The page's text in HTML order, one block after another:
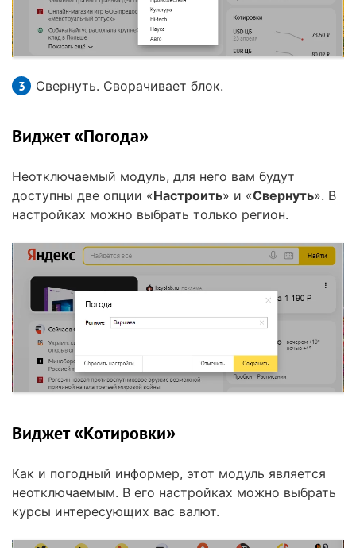
Свернуть. Сворачивает блок.
Виджет «Погода»
Неотключаемый модуль, для него вам будут
доступны две опции «Настроить» и «Свернуть». В
настройках можно выбрать только регион.
Виджет «Котировки»
Как и погодный информер, этот модуль является
неотключаемым. В его настройках можно выбрать
курсы интересующих вас валют.